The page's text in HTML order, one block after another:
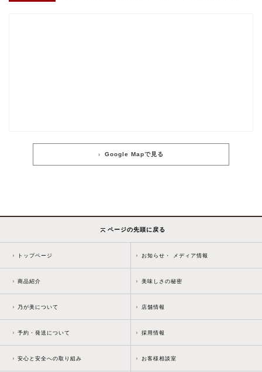
Google Mapで見る
ページの先頭に戻る
トップページ お知らせ・ メディア情報
商品紹介 美味しさの秘密
乃が美について 店舗情報
予約・発送について 採用情報
安心と安全への取り組み お客様相談室